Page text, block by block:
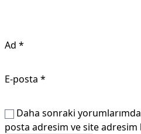
Ad *
E-posta *
Daha sonraki yorumlarımda
posta adresim ve site adresim